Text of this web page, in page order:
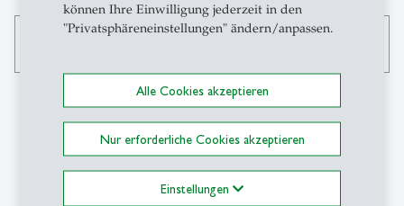
können Ihre Einwilligung jederzeit in den
"Privatsphäreneinstellungen" ändern/anpassen.
Alle Cookies akzeptieren
Nur erforderliche Cookies akzeptieren
Einstellungen
Kontakt
SIAW-HSG